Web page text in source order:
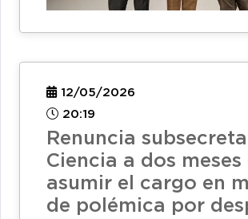
12/05/2026
20:19
Renuncia
Ciencia a dos meses
asumir el cargo en
de polémica por